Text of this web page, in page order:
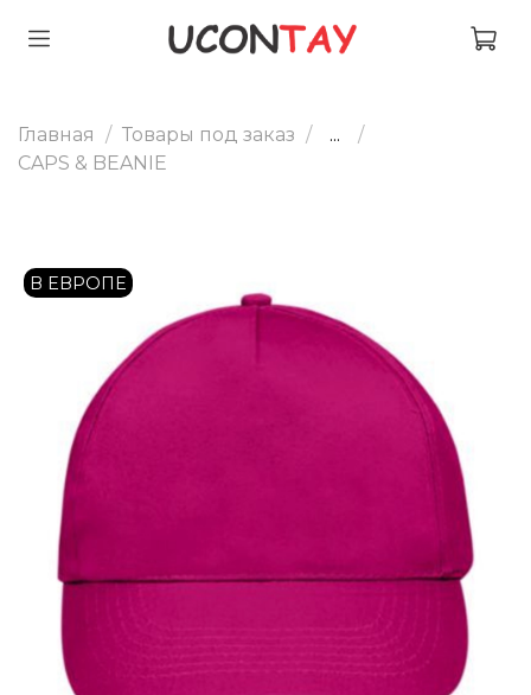
Главная Товары под заказ
...
CAPS & BEANIE
В ЕВРОПЕ